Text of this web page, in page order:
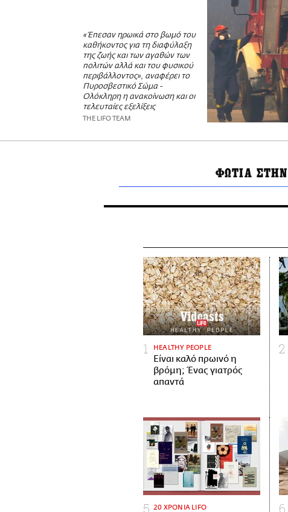
«Έπεσαν ηρωικά στο βωμό του
καθήκοντος για τη διαφύλαξη
της ζωής και των αγαθών των
πολιτών αλλά και του φυσικού
περιβάλλοντος», αναφέρει το
Πυροσβεστικό Σώμα -
Ολόκληρη η ανακοίνωση και οι
τελευταίες εξελίξεις
THE LIFO TEAM
ΦΩΤΙΑ
HEALTHY PEOPLE
Είναι καλό πρωινό η
βρόμη; Ένας γιατρός
απαντά
20 ΧΡΟΝΙΑ LIFO